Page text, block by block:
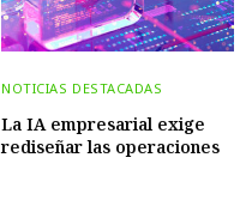
NOTICIAS DESTACADAS
La IA empresarial exige
rediseñar las operaciones